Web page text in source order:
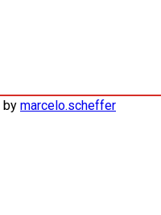
by marcelo.scheffer